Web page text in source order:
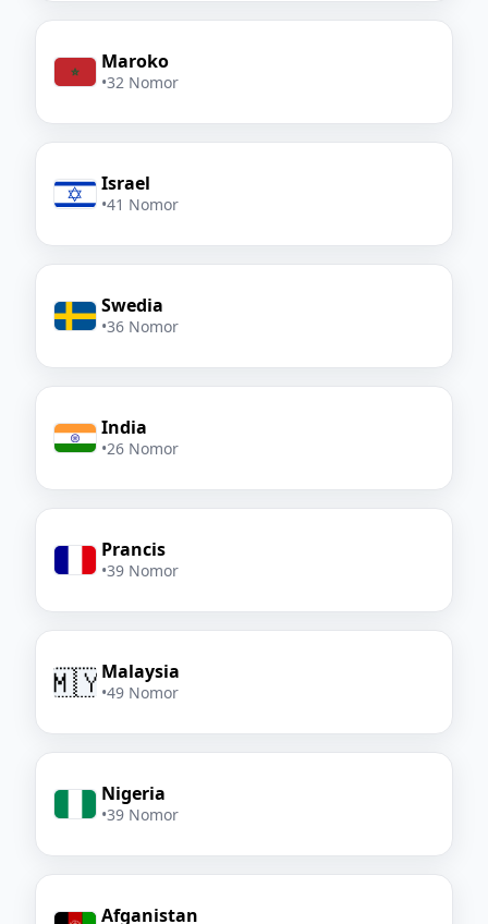
Maroko
•32 Nomor
Israel
•41 Nomor
Swedia
•36 Nomor
India
•26 Nomor
Prancis
•39 Nomor
🇲🇾Malaysia
•49 Nomor
Nigeria
•39 Nomor
Afganistan